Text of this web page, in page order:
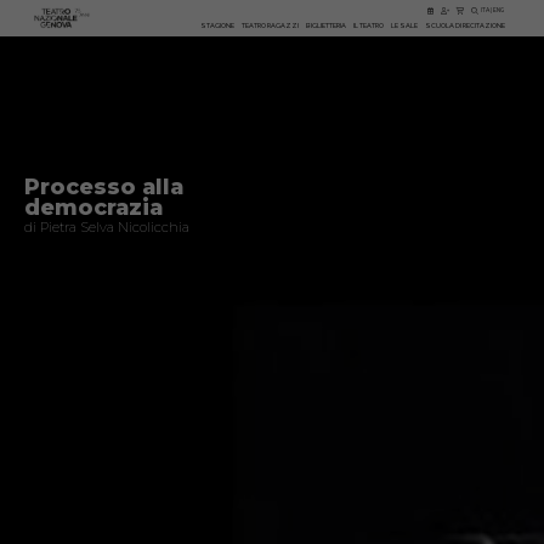
Processo alla
democrazia
di Pietra Selva Nicolicchia
ITA ENG
STAGIONE TEATRO RAGAZZI BIGLIETTERIA IL TEATRO LE SALE SCUOLA DI RECITAZIONE